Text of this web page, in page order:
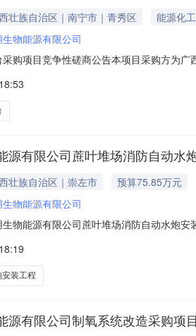
壮族自治区｜南宁市｜青秀区
能源化工
物能源有限公司
购项目竞争性磋商公告本项目采购方为
南生物能源有限公司、广西扶南饲料有
特邀请有关单位参加竞争性磋商，
源有限公司蔗叶堆场消防自动水
壮族自治区｜崇左市
预算75.85万元
物能源有限公司
生物能源有限公司蔗叶堆场消防自动水炮
公司（以下简称“采购方”），采购方拟
购项目竞争性碳商范围及
装工程
源有限公司制氧系统改造采购项